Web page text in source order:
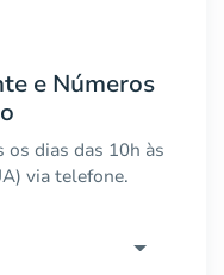
e Números
dias das 10h às
via telefone.